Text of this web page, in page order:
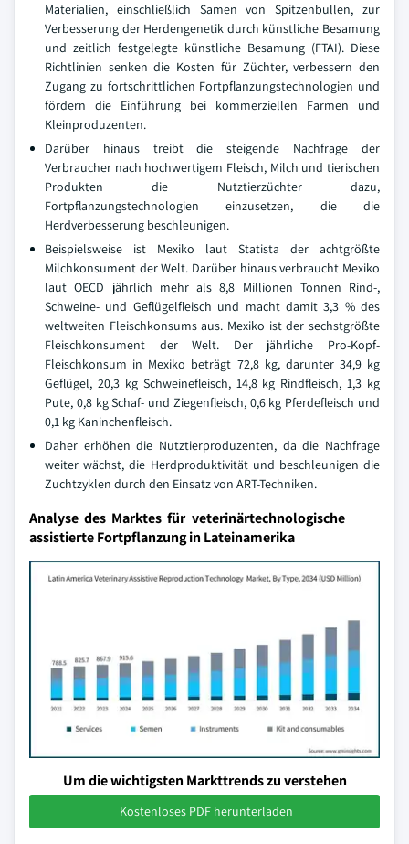
Materialien, einschließlich Samen von Spitzenbullen, zur
Verbesserung der Herdengenetik durch künstliche Besamung
und zeitlich festgelegte künstliche Besamung (FTAI). Diese
Richtlinien senken die Kosten für Züchter, verbessern den
Zugang zu fortschrittlichen Fortpflanzungstechnologien und
fördern die Einführung bei kommerziellen Farmen und
Kleinproduzenten.
Darüber hinaus treibt die steigende Nachfrage der
Verbraucher nach hochwertigem Fleisch, Milch und tierischen
Produkten die Nutztierzüchter dazu,
Fortpflanzungstechnologien einzusetzen, die die
Herdverbesserung beschleunigen.
Beispielsweise ist Mexiko laut Statista der achtgrößte
Milchkonsument der Welt. Darüber hinaus verbraucht Mexiko
laut OECD jährlich mehr als 8,8 Millionen Tonnen Rind-,
Schweine- und Geflügelfleisch und macht damit 3,3 % des
weltweiten Fleischkonsums aus. Mexiko ist der sechstgrößte
Fleischkonsument der Welt. Der jährliche Pro-Kopf-
Fleischkonsum in Mexiko beträgt 72,8 kg, darunter 34,9 kg
Geflügel, 20,3 kg Schweinefleisch, 14,8 kg Rindfleisch, 1,3 kg
Pute, 0,8 kg Schaf- und Ziegenfleisch, 0,6 kg Pferdefleisch und
0,1 kg Kaninchenfleisch.
Daher erhöhen die Nutztierproduzenten, da die Nachfrage
weiter wächst, die Herdproduktivität und beschleunigen die
Zuchtzyklen durch den Einsatz von ART-Techniken.
Analyse des Marktes für veterinärtechnologische
assistierte Fortpflanzung in Lateinamerika
Um die wichtigsten Markttrends zu verstehen
Kostenloses PDF herunterladen